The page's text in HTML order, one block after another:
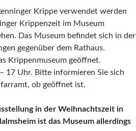
Krippe verwendet werden
Krippenzeit im Museum
Das Museum befindet sich in der
gegenüber dem Rathaus.
Krippenmuseum geöffnet.
17 Uhr. Bitte informieren Sie sich
ob geöffnet ist.
in der Weihnachtszeit in
ist das Museum allerdings